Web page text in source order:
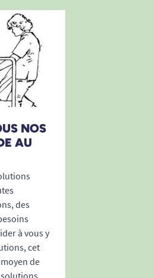
, très pratique et
3
NOS
AU
des
à vous y
cet
de